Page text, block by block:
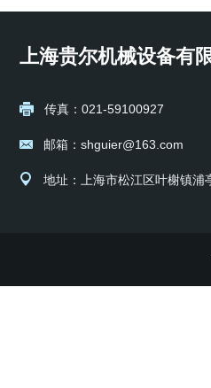
上海贵尔机械设备有
传真：021-59100927
邮箱：shguier@163.com
地址：上海市松江区叶榭镇浦